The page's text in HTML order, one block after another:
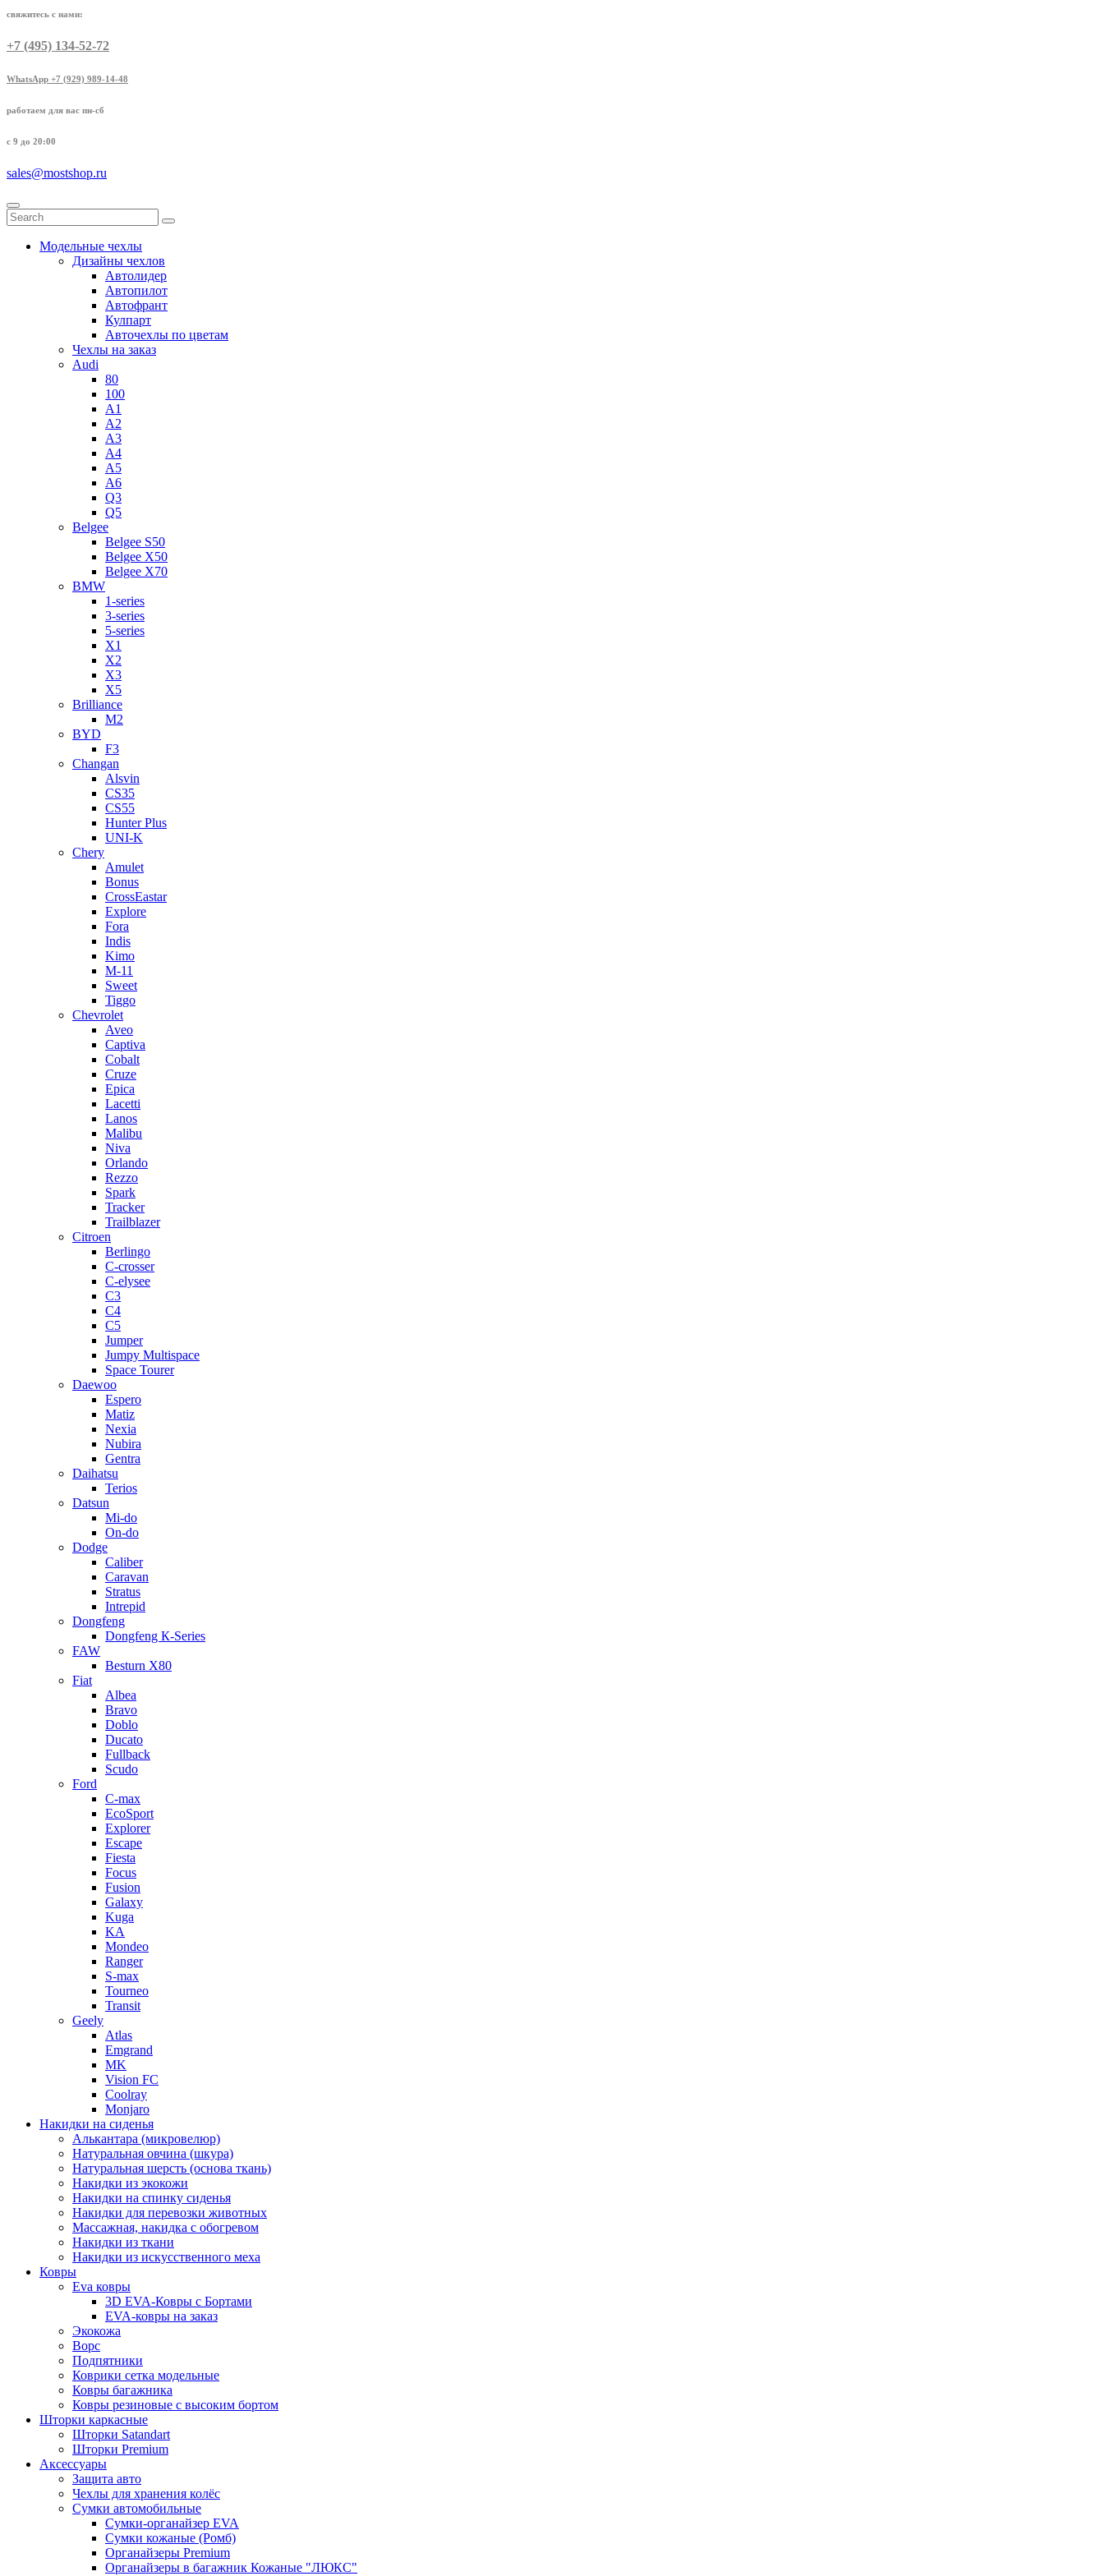
свяжитесь с нами:
+7 (495) 134-52-72
WhatsApp +7 (929) 989-14-48
работаем для вас пн-сб
с 9 до 20:00
sales@mostshop.ru
Модельные чехлы
Дизайны чехлов
Автолидер
Автопилот
Автофрант
Кулпарт
Авточехлы по цветам
Чехлы на заказ
Audi
80
100
A1
A2
A3
A4
A5
A6
Q3
Q5
Belgee
Belgee S50
Belgee X50
Belgee X70
BMW
1-series
3-series
5-series
X1
X2
X3
X5
Brilliance
M2
BYD
F3
Changan
Alsvin
CS35
CS55
Hunter Plus
UNI-K
Chery
Amulet
Bonus
CrossEastar
Explore
Fora
Indis
Kimo
M-11
Sweet
Tiggo
Chevrolet
Aveo
Captiva
Cobalt
Cruze
Epica
Lacetti
Lanos
Malibu
Niva
Orlando
Rezzo
Spark
Tracker
Trailblazer
Citroen
Berlingo
C-crosser
C-elysee
C3
C4
C5
Jumper
Jumpy Multispace
Space Tourer
Daewoo
Espero
Matiz
Nexia
Nubira
Gentra
Daihatsu
Terios
Datsun
Mi-do
On-do
Dodge
Caliber
Caravan
Stratus
Intrepid
Dongfeng
Dongfeng К-Series
FAW
Besturn Х80
Fiat
Albea
Bravo
Doblo
Ducato
Fullback
Scudo
Ford
C-max
EcoSport
Explorer
Escape
Fiesta
Focus
Fusion
Galaxy
Kuga
KA
Mondeo
Ranger
S-max
Tourneo
Transit
Geely
Atlas
Emgrand
MK
Vision FC
Coolray
Monjaro
Накидки на сиденья
Алькантара (микровелюр)
Натуральная овчина (шкура)
Натуральная шерсть (основа ткань)
Накидки из экокожи
Накидки на спинку сиденья
Накидки для перевозки животных
Массажная, накидка с обогревом
Накидки из ткани
Накидки из искусственного меха
Ковры
Eva ковры
3D EVA-Ковры с Бортами
EVA-ковры на заказ
Экокожа
Ворс
Подпятники
Коврики сетка модельные
Ковры багажника
Ковры резиновые с высоким бортом
Шторки каркасные
Шторки Satandart
Шторки Premium
Аксессуары
Защита авто
Чехлы для хранения колёс
Сумки автомобильные
Сумки-органайзер EVA
Сумки кожаные (Ромб)
Органайзеры Premium
Органайзеры в багажник Кожаные "ЛЮКС"